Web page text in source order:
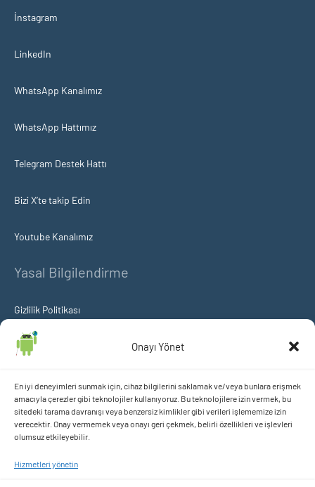
Onayı Yönet
En iyi deneyimleri sunmak için, cihaz bilgilerini saklamak ve/veya bunlara erişmek
amacıyla çerezler gibi teknolojiler kullanıyoruz. Bu teknolojilere izin vermek, bu
sitedeki tarama davranışı veya benzersiz kimlikler gibi verileri işlememize izin
verecektir. Onay vermemek veya onayı geri çekmek, belirli özellikleri ve işlevleri
olumsuz etkileyebilir.
Hizmetleri yönetin
İnstagram
LinkedIn
WhatsApp Kanalımız
WhatsApp Hattımız
Telegram Destek Hattı
Bizi X’te takip Edin
Youtube Kanalımız
Yasal Bilgilendirme
Gizlilik Politikası
Çerez Politikası
KVKK Aydınlatma ve Açık Rıza Metni
içeriklerimizi takip etmek istermisiniz?